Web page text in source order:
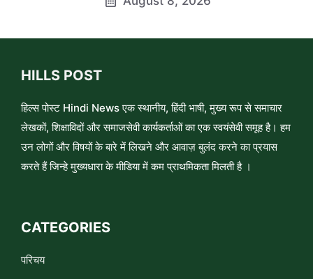
HILLS POST
हिल्स पोस्ट Hindi News एक स्थानीय, हिंदी भाषी, मुख्य रूप से समाचार
लेखकों, शिक्षाविदों और समाजसेवी कार्यकर्ताओं का एक स्वयंसेवी समूह है। हम
उन लोगों और विषयों के बारे में लिखने और आवाज़ बुलंद करने का प्रयास
करते हैं जिन्हे मुख्यधारा के मीडिया में कम प्राथमिकता मिलती है ।
CATEGORIES
परिचय